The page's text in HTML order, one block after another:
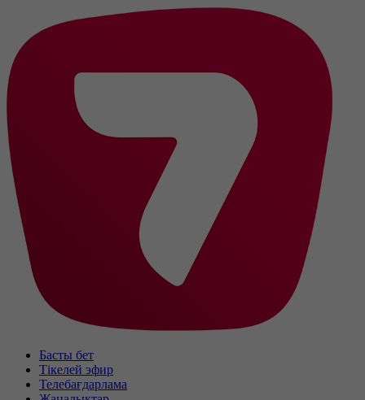
Басты бет
Тікелей эфир
Телебағдарлама